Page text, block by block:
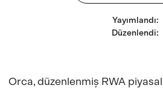
Yayımlandı:
Düzenlendi:
Orca, düzenlenmiş RWA